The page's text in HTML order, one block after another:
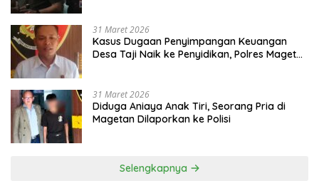
31 Maret 2026
Kasus Dugaan Penyimpangan Keuangan
Desa Taji Naik ke Penyidikan, Polres Magetan
31 Maret 2026
Diduga Aniaya Anak Tiri, Seorang Pria di
Magetan Dilaporkan ke Polisi
Selengkapnya